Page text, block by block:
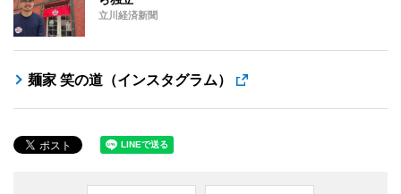
立川経済新聞
麺家 笑の道（インスタグラム）